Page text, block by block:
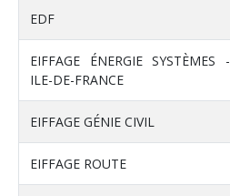
EDF
EIFFAGE ÉNERGIE SYSTÈMES -
ILE-DE-FRANCE
EIFFAGE GÉNIE CIVIL
EIFFAGE ROUTE